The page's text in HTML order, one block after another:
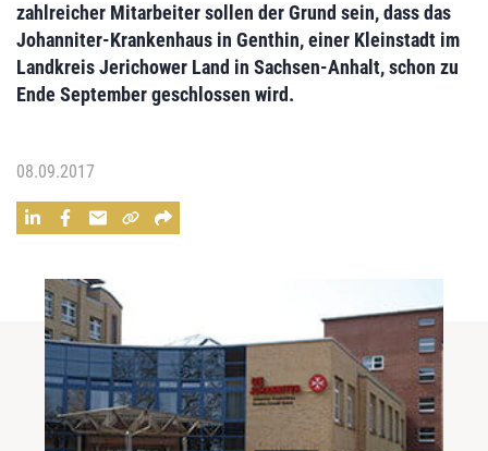
zahlreicher Mitarbeitersollen der Grund sein, dass das
Johanniter-Krankenhaus in Genthin, einer Kleinstadt im
Landkreis Jerichower Land in Sachsen-Anhalt, schon zu
Ende September geschlossen wird.
08.09.2017